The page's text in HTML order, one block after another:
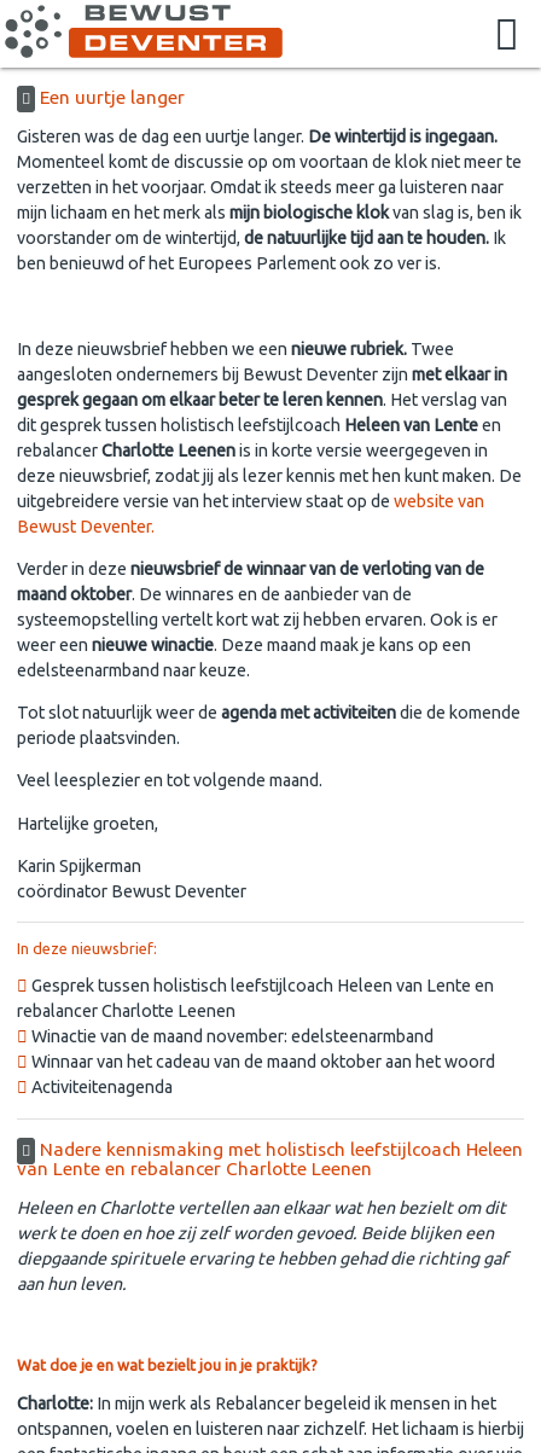
Een uurtje langer
Gisteren was de dag een uurtje langer. De wintertijd is ingegaan.
Momenteel komt de discussie op om voortaan de klok niet meer te
verzetten in het voorjaar. Omdat ik steeds meer ga luisteren naar
mijn lichaam en het merk als mijn biologische klokvan slag is, ben ik
voorstander om de wintertijd, de natuurlijke tijd aan te houden. Ik
ben benieuwd of het Europees Parlement ook zo ver is.
In deze nieuwsbrief hebben we een nieuwe rubriek. Twee
aangesloten ondernemers bij Bewust Deventer zijn met elkaar in
gesprek gegaan om elkaar beter te leren kennen. Het verslag van
dit gesprek tussen holistisch leefstijlcoach Heleen van Lenteen
rebalancerCharlotte Leenenis in korte versie weergegeven in
deze nieuwsbrief, zodat jij als lezer kennis met hen kunt maken. De
uitgebreidere versie van het interview staat op de website van
Bewust Deventer.
Verder in deze nieuwsbrief de winnaar van de verloting van de
maand oktober. De winnares en de aanbieder van de
systeemopstelling vertelt kort wat zij hebben ervaren. Ook is er
weer een nieuwe winactie. Deze maand maak je kans op een
edelsteenarmband naar keuze.
Tot slot natuurlijk weer de agenda met activiteitendie de komende
periode plaatsvinden.
Veel leesplezier en tot volgende maand.
Hartelijke groeten,
Karin Spijkerman
coördinator Bewust Deventer
In deze nieuwsbrief:
Gesprek tussen holistisch leefstijlcoach Heleen van Lente en
rebalancer Charlotte Leenen
Winactie van de maand november: edelsteenarmband
Winnaar van het cadeau van de maand oktober aan het woord
Activiteitenagenda
Nadere kennismaking met holistisch leefstijlcoach Heleen
van Lente en rebalancer Charlotte Leenen
Heleen en Charlotte vertellen aan elkaar wat hen bezielt om dit
werk te doen en hoe zij zelf worden gevoed. Beide blijken een
diepgaande spirituele ervaring te hebben gehad die richting gaf
aan hun leven.
Wat doe je en wat bezielt jou in je praktijk?
Charlotte: In mijn werk als Rebalancer begeleid ik mensen in het
ontspannen, voelen en luisteren naar zichzelf. Het lichaam is hierbij